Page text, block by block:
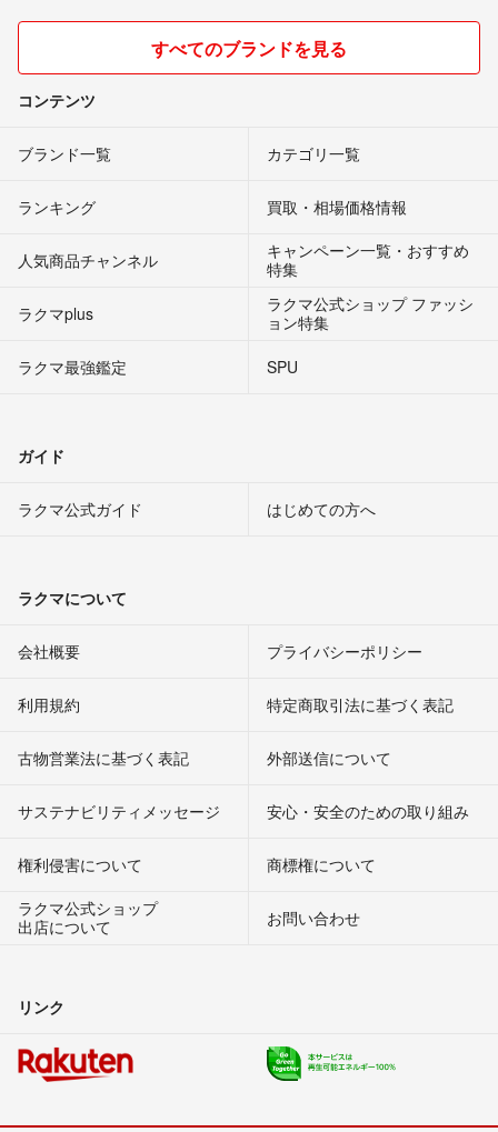
すべてのブランドを見る
コンテンツ
ブランド一覧 カテゴリ一覧
ランキング 買取・相場価格情報
人気商品チャンネル
キャンペーン一覧・おすすめ
特集
ラクマplus
ラクマ公式ショップ ファッシ
ョン特集
ラクマ最強鑑定
SPU
ガイド
ラクマ公式ガイド はじめての方へ
ラクマについて
会社概要 プライバシーポリシー
利用規約 特定商取引法に基づく表記
古物営業法に基づく表記 外部送信について
サステナビリティメッセージ 安心・安全のための取り組み
権利侵害について
商標権について
ラクマ公式ショップ
出店について
お問い合わせ
リンク